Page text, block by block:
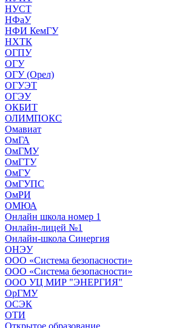
НУСТ
НФаУ
НФИ КемГУ
НХТК
ОГПУ
ОГУ
ОГУ (Орел)
ОГУЭТ
ОГЭУ
ОКБИТ
ОЛИМПОКС
Омавиат
ОмГА
ОмГМУ
ОмГТУ
ОмГУ
ОмГУПС
ОмРИ
ОМЮА
Онлайн школа номер 1
Онлайн-лицей №1
Онлайн-школа Синергия
ОНЭУ
ООО «Система безопасности»
ООО «Система безопасности»
ООО УЦ МИР "ЭНЕРГИЯ"
ОрГМУ
ОСЭК
ОТИ
Открытое образование